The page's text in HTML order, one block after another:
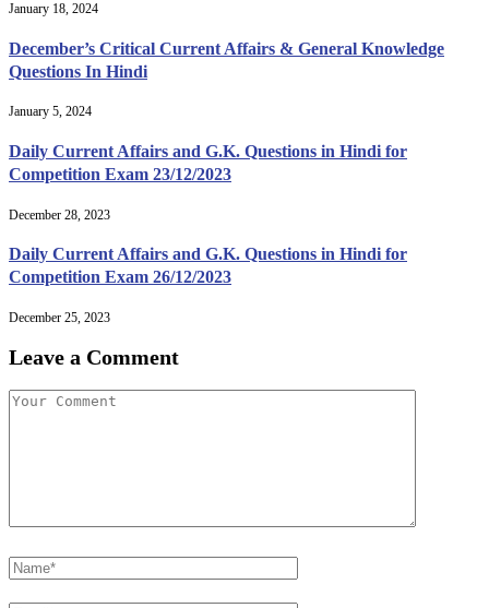
January 18, 2024
December’s Critical Current Affairs & General Knowledge
Questions In Hindi
January 5, 2024
Daily Current Affairs and G.K. Questions in Hindi for
Competition Exam 23/12/2023
December 28, 2023
Daily Current Affairs and G.K. Questions in Hindi for
Competition Exam 26/12/2023
December 25, 2023
Leave a Comment